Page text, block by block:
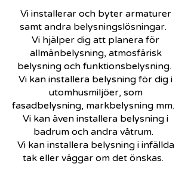
Vi installerar och byter armaturer
samt andra belysningslösningar.
Vi hjälper dig att planera för
allmänbelysning, atmosfärisk
belysning och funktionsbelysning.
Vi kan installera belysning för dig i
utomhusmiljöer, som
fasadbelysning, markbelysning mm.
Vi kan även installera belysning i
badrum och andra våtrum.
Vi kan installera belysning i infällda
tak eller väggar om det önskas.